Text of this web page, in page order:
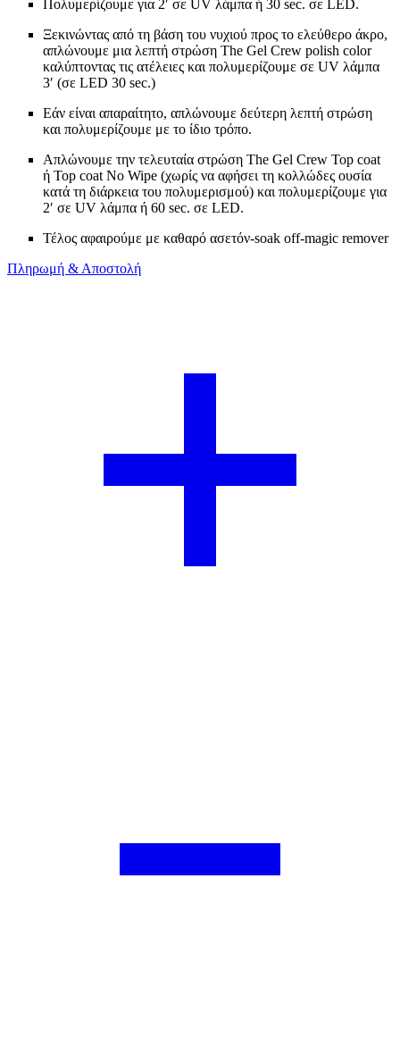
Πολυμερίζουμε για 2′ σε UV λάμπα ή 30 sec. σε LED.
Ξεκινώντας από τη βάση του νυχιού προς το ελεύθερο άκρο,
απλώνουμε μια λεπτή στρώση The Gel Crew polish color
καλύπτοντας τις ατέλειες και πολυμερίζουμε σε UV λάμπα
3′ (σε LED 30 sec.)
Εάν είναι απαραίτητο, απλώνουμε δεύτερη λεπτή στρώση
και πολυμερίζουμε με το ίδιο τρόπο.
Απλώνουμε την τελευταία στρώση The Gel Crew Top coat
ή Top coat No Wipe (χωρίς να αφήσει τη κολλώδες ουσία
κατά τη διάρκεια του πολυμερισμού) και πολυμερίζουμε για
2′ σε UV λάμπα ή 60 sec. σε LED.
Τέλος αφαιρούμε με καθαρό ασετόν-soak off-magic remover
Πληρωμή & Αποστολή